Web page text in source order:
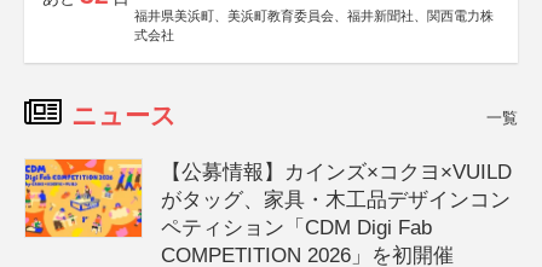
福井県美浜町、美浜町教育委員会、福井新聞社、関西電力株
式会社
ニュース 一覧
【公募情報】カインズ×コクヨ×VUILD
がタッグ、家具・木工品デザインコン
ペティション「CDM Digi Fab
COMPETITION 2026」を初開催